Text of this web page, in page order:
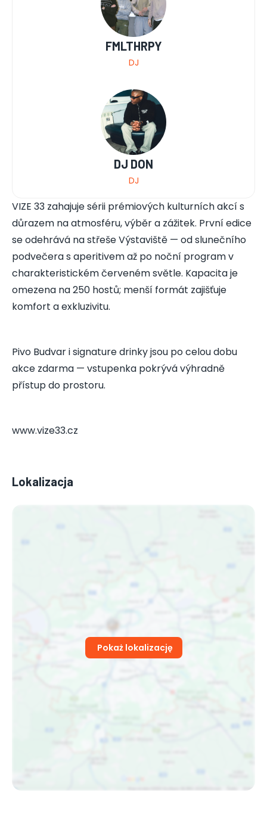
FMLTHRPY
DJ
DJ DON
DJ
VIZE 33 zahajuje sérii prémiových kulturních akcí s
důrazem na atmosféru, výběr a zážitek. První edice
se odehrává na střeše Výstaviště — od slunečního
podvečera s aperitivem až po noční program v
charakteristickém červeném světle. Kapacita je
omezena na 250 hostů; menší formát zajišťuje
komfort a exkluzivitu.
Pivo Budvar i signature drinky jsou po celou dobu
akce zdarma — vstupenka pokrývá výhradně
přístup do prostoru.
www.vize33.cz
Lokalizacja
Pokaż lokalizację